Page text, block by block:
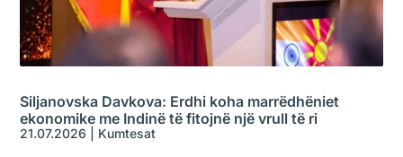
Siljanovska Davkova: Erdhi koha marrëdhëniet
ekonomike me Indinë të fitojnë një vrull të ri
21.07.2026 Kumtesat